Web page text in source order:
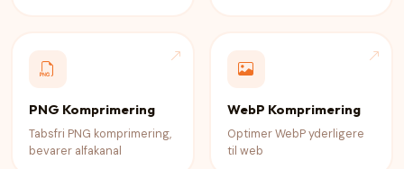
PNG Komprimering
Tabsfri PNG komprimering,
bevarer alfakanal
WebP Komprimering
Optimer WebP yderligere
til web